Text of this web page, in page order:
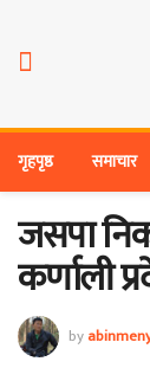
गृहपृष्ठ समाचार
जसपा
कर्णाली
by